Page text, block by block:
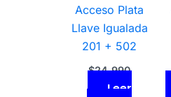
Acceso Plata
Llave Igualada
201 + 502
$24.990
Leer